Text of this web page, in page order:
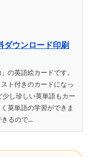
ダウンロード印刷
の英語絵カードです。
ト付きのカードになっ
し珍しい英単語もカー
英単語の学習ができま
るので...